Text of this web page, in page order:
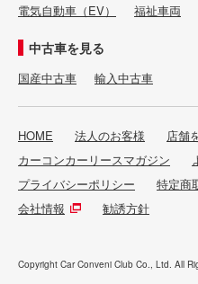
電気自動車（EV）
福祉車両
中古車を見る
国産中古車 輸入中古車
HOME 法人のお客様 店舗
カーコンカーリースマガジン
プライバシーポリシー
特定商
会社情報
勧誘方針
Copyright Car Conveni Club Co., Ltd. All